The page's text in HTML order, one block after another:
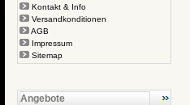
Kontakt & Info
Versandkonditionen
AGB
Impressum
Sitemap
Angebote